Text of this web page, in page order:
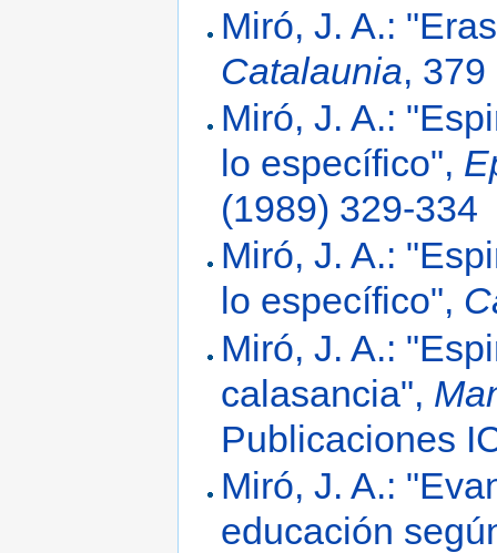
Miró, J. A.:
Catalaunia,
Miró, J. A.:
lo específico",
(1989) 329-334
Miró, J. A.:
lo específico",
Miró, J. A.:
calasancia",
Publicaciones
Miró, J. A.:
educación